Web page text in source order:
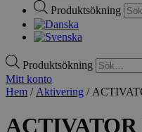
Produktsökning
Produktsökning
Mitt konto
Hem / Aktivering /
ACTIVATOR